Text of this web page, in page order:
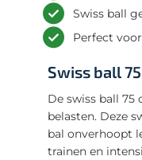
Swiss ball
Perfect
Swiss ball
De swiss ball
belasten. Deze
bal onverhoopt
trainen en